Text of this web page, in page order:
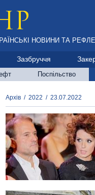
НОВИНИ ТА
Зазбруччя
Поспільство
Архів / 2022 / 23.07.2022